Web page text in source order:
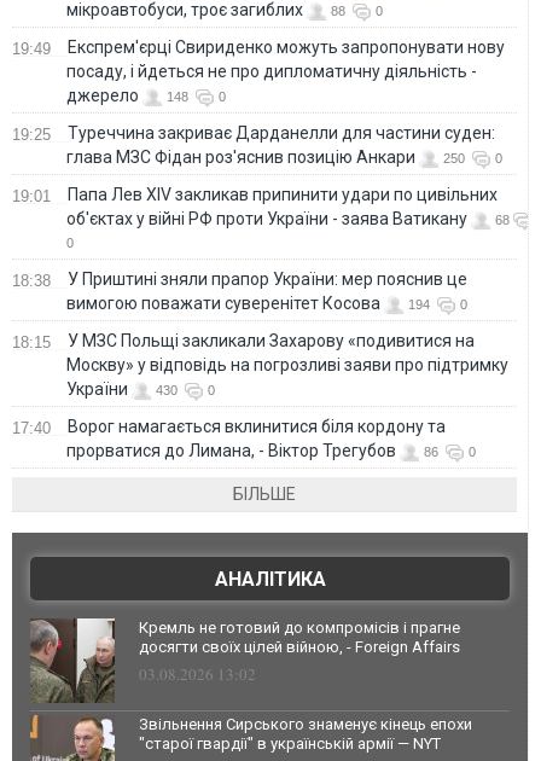
мікроавтобуси, троє загиблих
88 0
19:49
Експрем'єрці Свириденко можуть запропонувати нову
посаду, і йдеться не про дипломатичну діяльність -
джерело
148 0
19:25
Туреччина закриває Дарданелли для частини суден:
глава МЗС Фідан роз'яснив позицію Анкари
250 0
19:01
Папа Лев XIV закликав припинити удари по цивільних
об'єктах у війні РФ проти України - заява Ватикану
68
0
18:38
У Приштині зняли прапор України: мер пояснив це
вимогою поважати суверенітет Косова
194 0
18:15
У МЗС Польщі закликали Захарову «подивитися на
Москву» у відповідь на погрозливі заяви про підтримку
України
430 0
17:40
Ворог намагається вклинитися біля кордону та
прорватися до Лимана, - Віктор Трегубов
86 0
БІЛЬШЕ
АНАЛІТИКА
Кремль не готовий до компромісів і прагне
досягти своїх цілей війною, - Foreign Affairs
03.08.2026 13:02
Звільнення Сирського знаменує кінець епохи
"старої гвардії" в українській армії — NYT